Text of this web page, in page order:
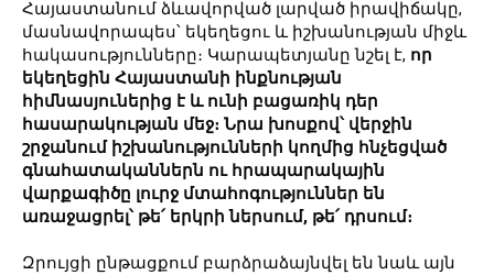
Հայաստանում ձևավորված լարված իրավիճակը,
մասնավորապես՝ եկեղեցու և իշխանության միջև
հակասությունները։ Կարապետյանը նշել է, որ
եկեղեցին Հայաստանի ինքնության
հիմնասյուներից է և ունի բացառիկ դեր
հասարակության մեջ։ Նրա խոսքով՝ վերջին
շրջանում իշխանությունների կողմից հնչեցված
գնահատականներն ու հրապարակային
վարքագիծը լուրջ մտահոգություններ են
առաջացրել՝ թե՛ երկրի ներսում, թե՛ դրսում։
Զրույցի ընթացքում բարձրաձայնվել են նաև այն